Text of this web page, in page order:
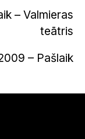
– Valmieras
teātris
– Pašlaik